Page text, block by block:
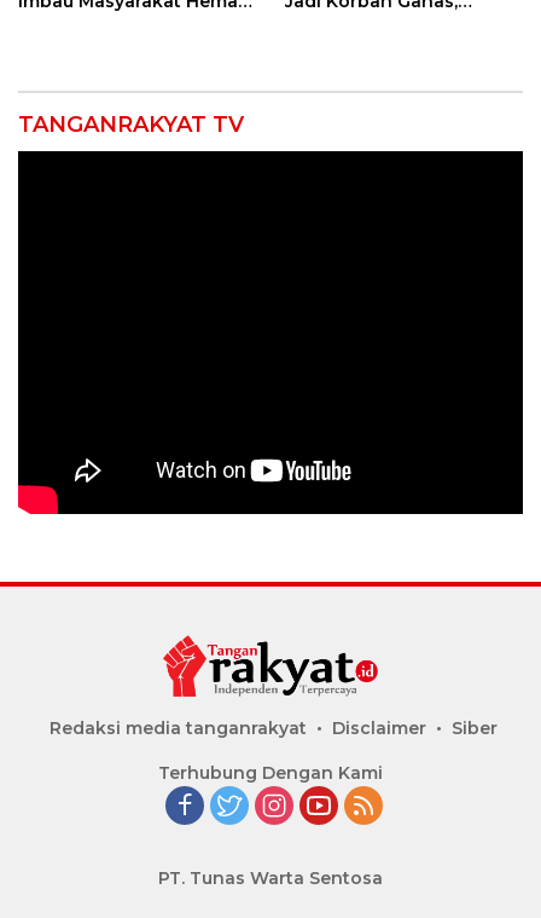
TANGANRAKYAT TV
Redaksi media tanganrakyat Disclaimer Siber
Terhubung Dengan Kami
PT. Tunas Warta Sentosa